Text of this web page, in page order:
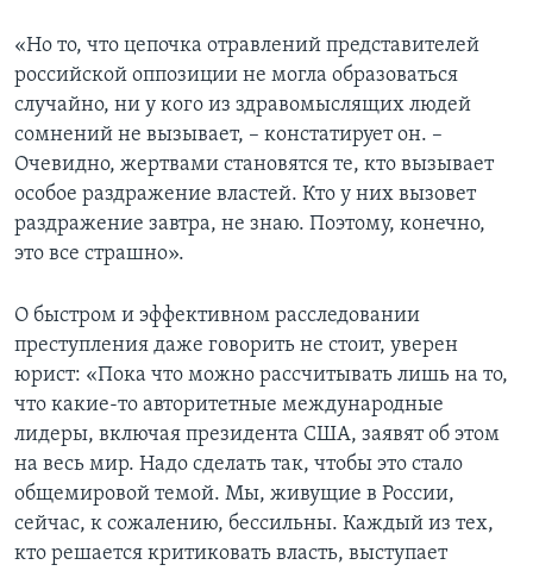
«Но то, что цепочка отравлений представителей
российской оппозиции не могла образоваться
случайно, ни у кого из здравомыслящих людей
сомнений не вызывает, – констатирует он. –
Очевидно, жертвами становятся те, кто вызывает
особое раздражение властей. Кто у них вызовет
раздражение завтра, не знаю. Поэтому, конечно,
это все страшно».
О быстром и эффективном расследовании
преступления даже говорить не стоит, уверен
юрист: «Пока что можно рассчитывать лишь на то,
что какие-то авторитетные международные
лидеры, включая президента США, заявят об этом
на весь мир. Надо сделать так, чтобы это стало
общемировой темой. Мы, живущие в России,
сейчас, к сожалению, бессильны. Каждый из тех,
кто решается критиковать власть, выступает